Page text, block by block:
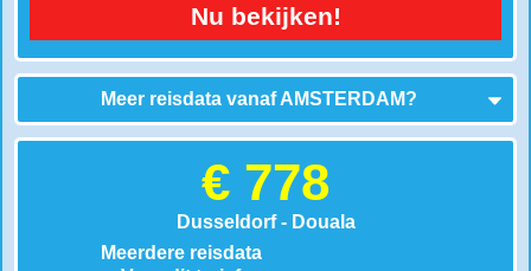
Nu bekijken!
Meer reisdata vanafAMSTERDAM?
€ 778
Dusseldorf - Douala
Meerdere reisdata